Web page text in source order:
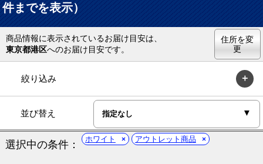
件までを表示）
商品情報に表示されているお届け目安は、
東京都港区へのお届け目安です。
住所を変
更
絞り込み
並び替え
選択中の条件： ホワイト アウトレット商品